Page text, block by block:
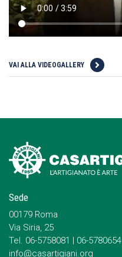
VAI ALLA VIDEOGALLERY
Sede
00179 Roma
Via Siria, 25
Tel. 06-5758081 | 06-5780654
info@casartigiani.org